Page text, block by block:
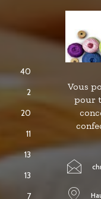
40
2
20
11
13
13
7
Vous
pour